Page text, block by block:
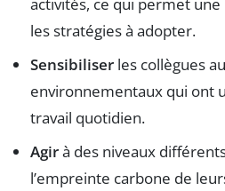
les stratégies à adopter.
Sensibiliser les collègues
environnementaux qui ont
travail quotidien.
Agirà des niveaux
l’empreinte carbone de